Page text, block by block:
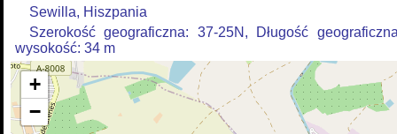
Sewilla, Hiszpania
Szerokość geograficzna: 37-25N, Długość
wysokość: 34 m
+
−